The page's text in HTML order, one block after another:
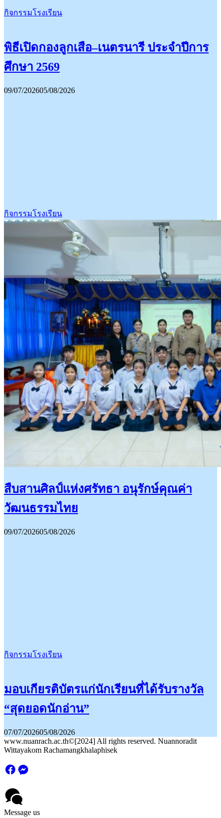
กิจกรรมโรงเรียน
พิธีเปิดกองลูกเสือ–เนตรนารี ประจำปีการ
ศึกษา 2569
09/07/202605/08/2026
กิจกรรมโรงเรียน
สืบสานศิลป์แห่งศรัทธา อนุรักษ์คุณค่า
วัฒนธรรมไทย
09/07/202605/08/2026
กิจกรรมโรงเรียน
มอบเกียรติบัตรแก่นักเรียนที่ได้รับรางวัล
“สุดยอดนักอ่าน”
07/07/202605/08/2026
www.nuanrach.ac.th©[2024] All rights reserved. Nuannoradit
Wittayakom Rachamangkhalaphisek
Message us